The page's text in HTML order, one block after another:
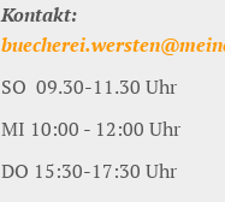
Kontakt:
SO 09.30-11.30 Uhr
MI 10:00 - 12:00 Uhr
DO 15:30-17:30 Uhr